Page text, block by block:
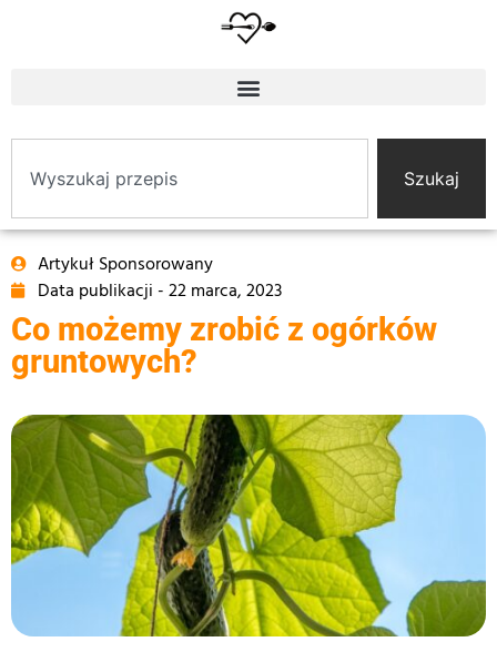
Szukaj
Artykuł Sponsorowany
Data publikacji - 22 marca, 2023
Co możemy zrobić z ogórków
gruntowych?